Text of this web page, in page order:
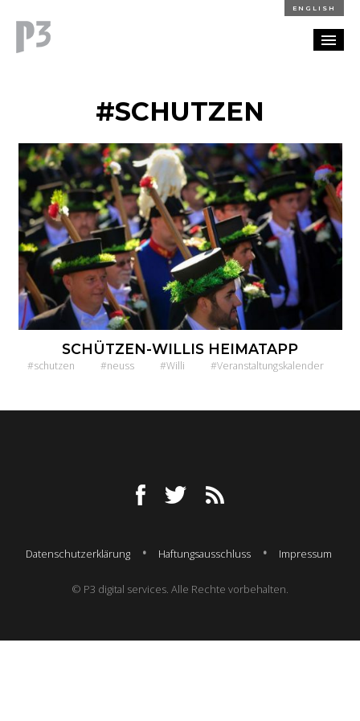
ENGLISH
KARRIERE
KONTAKT
#SCHUTZEN
SCHÜTZEN-WILLIS HEIMATAPP
#schutzen #neuss #Willi #Veranstaltungskalender
Datenschutzerklärung Haftungsausschluss Impressum
© P3 digital services. Alle Rechte vorbehalten.